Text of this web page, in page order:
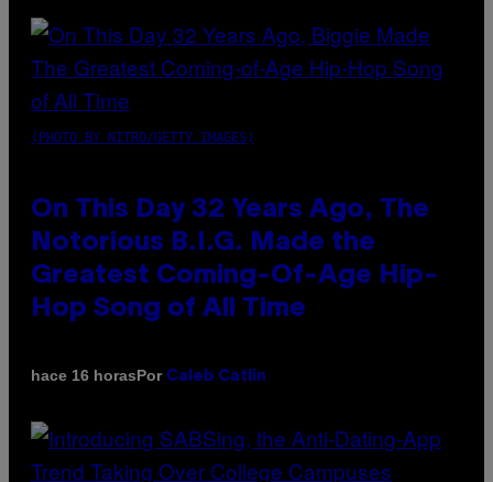
(PHOTO BY NITRO/GETTY IMAGES)
On This Day 32 Years Ago, The
Notorious B.I.G. Made the
Greatest Coming-Of-Age Hip-
Hop Song of All Time
hace 16 horasPor Caleb Catlin